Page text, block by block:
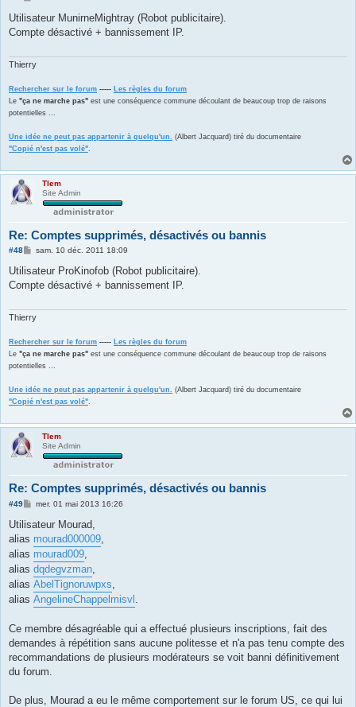
s
a
Utilisateur MunirneMightray (Robot publicitaire).
Compte désactivé + bannissement IP.
Thierry
Rechercher sur le forum -----
Les règles du forum
Le "ça ne marche pas" est une conséquence commune découlant de beaucoup trop de raisons
potentielles ...
Une idée ne peut pas appartenir à quelqu'un.
(Albert Jacquard) tiré du documentaire
"Copié n'est pas volé"
Tlem
Site Admin
Re: Comptes supprimés, désactivés ou bannis
#48
M
s
a
sam. 10 déc. 2011 18:09
Utilisateur ProKinofob (Robot publicitaire).
Compte désactivé + bannissement IP.
Thierry
Rechercher sur le forum ----- Les règles du forum
Le "ça ne marche pas" est une conséquence commune découlant de beaucoup trop de raisons
potentielles ...
Une idée ne peut pas appartenir à quelqu'un. (Albert Jacquard) tiré du documentaire
"Copié n'est pas volé".
Tlem
Site Admin
Re: Comptes supprimés, désactivés ou bannis
#49
M
s
a
g
e
mer. 01 mai 2013 16:26
Utilisateur Mourad,
alias mourad000009
alias mourad009
alias dqdegvzman
alias AbelTignoruwpxs
alias AngelineChappelmisvl
Ce membre désagréable qui a effectué plusieurs inscriptions, fait des
demandes à répétition sans aucune politesse et n'a pas tenu compte des
recommandations de plusieurs modérateurs se voit banni définitivement
du forum.
De plus, Mourad a eu le même comportement sur le forum US, ce qui lui